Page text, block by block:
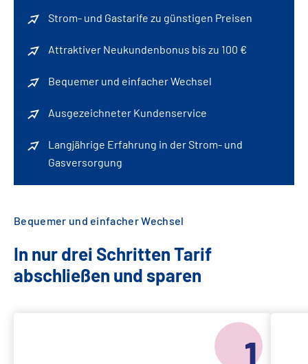
Strom- und Gastarife zu günstigen Preisen
Attraktiver Neukundenbonus bis zu 100 €
Bequemer und einfacher Wechsel
Ausgezeichneter Kundenservice
Langjährige Erfahrung in der Strom- und
Gasversorgung
Bequemer und einfacher Wechsel
In nur drei Schritten Tarif
abschließen und sparen
1